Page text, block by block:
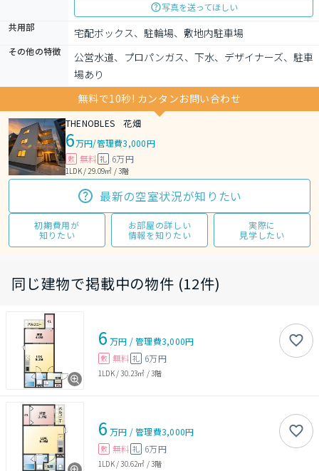
写真を送ってほしい
共用部
宅配ボックス、駐輪場、敷地内駐車場
その他の特徴
公営水道、プロパンガス、下水、デザイナーズ、駐車
場あり
無料で10秒! カンタンお問い合わせ
THENOBLES 花畑
6万円/管理費3,000円
敷 無料 礼 6万円
1LDK / 29.09㎡ / 3階
最新の空室状況が知りたい
初期費用が
知りたい
お部屋の詳しい
情報を知りたい
実際に
見学したい
同じ建物で掲載中の物件 (12件)
6 万円 /管理費3,000円
敷 無料 礼 6万円
1LDK/30.23㎡ /3階
6 万円 /管理費3,000円
敷 無料 礼 6万円
1LDK/30.62㎡ /3階